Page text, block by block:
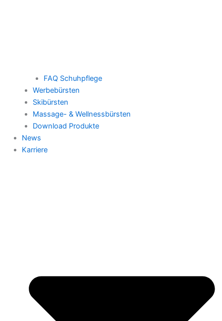
FAQ Schuhpflege
Werbebürsten
Skibürsten
Massage- & Wellnessbürsten
Download Produkte
News
Karriere